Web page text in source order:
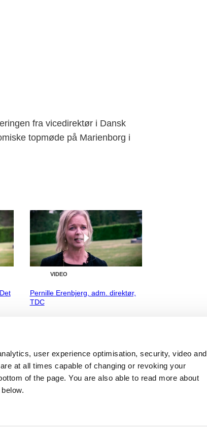
user experience optimisation, security, video and
at all times capable of changing or revoking your
of the page. You are also able to read more about
fra vicedirektør i Dansk
topmøde på Marienborg i
VIDEO
Pernille Erenbjerg, adm. direktør,
TDC